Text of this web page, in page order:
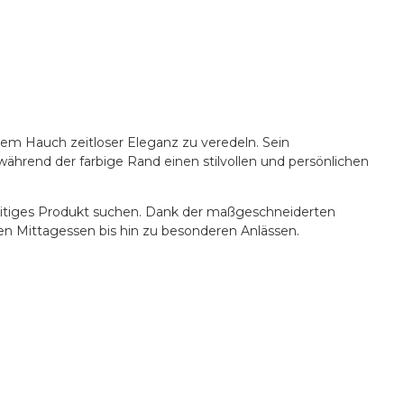
Hauch zeitloser Eleganz zu veredeln. Sein
der farbige Rand einen stilvollen und persönlichen
Produkt suchen. Dank der maßgeschneiderten
Mittagessen bis hin zu besonderen Anlässen.